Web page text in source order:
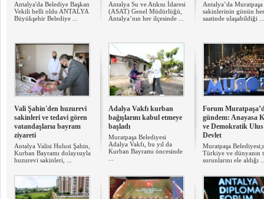
Antalya'da Belediye Başkan
Vekili belli oldu ANTALYA
Büyükşehir Belediye ...
Antalya Su ve Atıksu İdaresi
(ASAT) Genel Müdürlüğü,
Antalya’nın her ilçesinde ...
Antalya’da
sakinlerinin günün her
saatinde ulaşabildiği ...
Vali Şahin'den huzurevi
sakinleri ve tedavi gören
vatandaşlarıa bayram
ziyareti
Antalya Valisi Hulusi Şahin,
Kurban Bayramı dolayısıyla
huzurevi sakinleri, ...
Adalya Vakfı kurban
bağışlarını kabul etmeye
başladı
Muratpaşa Belediyesi
Adalya Vakfı, bu yıl da
Kurban Bayramı öncesinde
Forum
gündem: Anayasa
ve Demokratik Ulus
Devlet
Muratpaşa
Türkiye ve dünyanın
sorunlarını ele aldığı